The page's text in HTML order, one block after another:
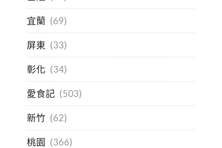
宜蘭 (69)
屏東 (33)
彰化 (34)
愛食記 (503)
新竹 (62)
桃園 (366)